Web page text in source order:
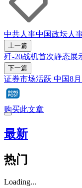
中共人事中国政坛人
上一篇
歼-20战机首次静态展
下一篇
证券市场活跃 中国8
购买此文章
最新
热门
Loading...